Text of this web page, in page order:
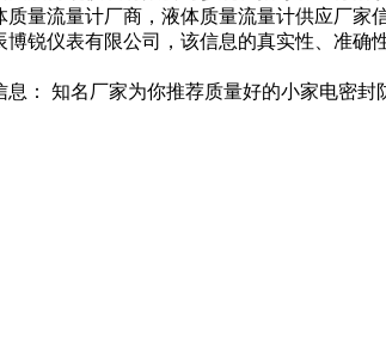
量流量计厂商，液体质量流量计供应厂
锐仪表有限公司，该信息的真实性、准
： 知名厂家为你推荐质量好的小家电密